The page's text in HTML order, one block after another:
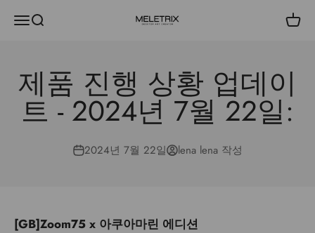
메뉴검색 Meletrix 장바
제품 진행 상황 업데이
트 - 2024년 7월 22일:
2024년 7월 22일 lena lena 작성
[GB]Zoom75 x 아쿠아마린 에디션